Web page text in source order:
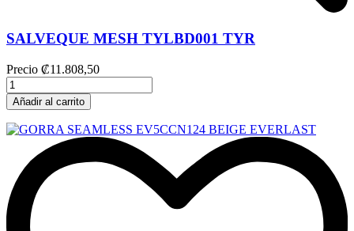
SALVEQUE MESH TYLBD001 TYR
Precio ₡11.808,50
Añadir al carrito